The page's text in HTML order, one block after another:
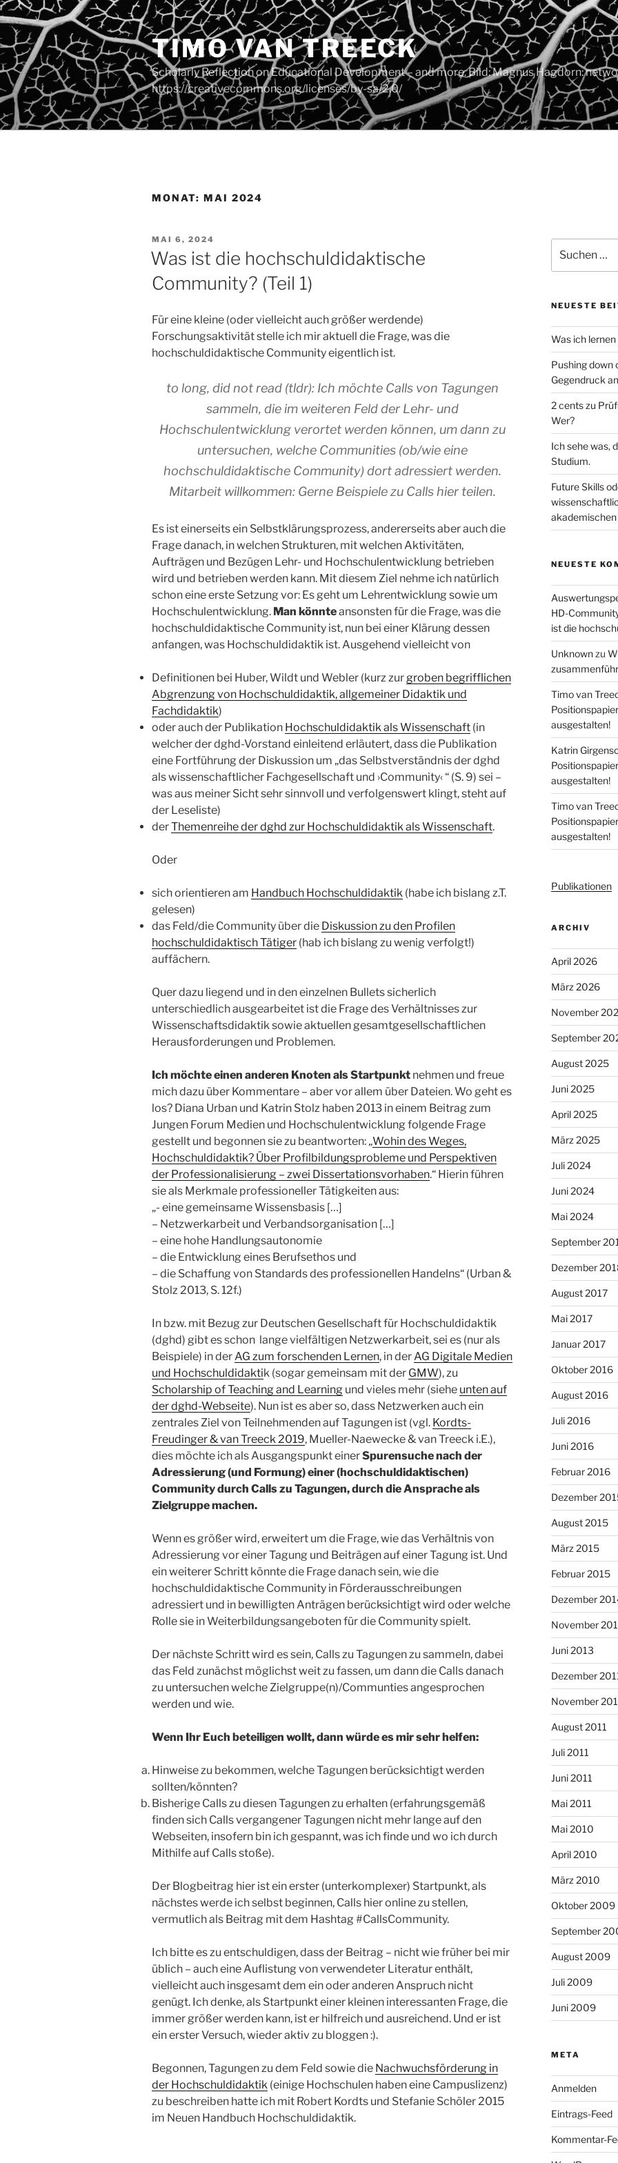
Zum
Inhalt
springen
TIMO VAN TREECK
Scholarly Reflection on Educational Development – and more. Bild: Magnus Hagdorn:
https://creativecommons.org/licenses/by-sa/2.0/
MONAT: MAI 2024
VERÖFFENTLICHT
AM
MAI 6, 2024
Was ist die hochschuldidaktische
Community? (Teil 1)
Für eine kleine (oder vielleicht auch größer werdende)
Forschungsaktivität stelle ich mir aktuell die Frage, was die
hochschuldidaktische Community eigentlich ist.
to long, did not read (tldr): Ich möchte Calls von Tagungen
sammeln, die im weiteren Feld der Lehr- und
Hochschulentwicklung verortet werden können, um dann zu
untersuchen, welche Communities (ob/wie eine
hochschuldidaktische Community) dort adressiert werden.
Mitarbeit willkommen: Gerne Beispiele zu Calls hier teilen.
Es ist einerseits ein Selbstklärungsprozess, andererseits aber auch die
Frage danach, in welchen Strukturen, mit welchen Aktivitäten,
Aufträgen und Bezügen Lehr- und Hochschulentwicklung betrieben
wird und betrieben werden kann. Mit diesem Ziel nehme ich natürlich
schon eine erste Setzung vor: Es geht um Lehrentwicklung sowie um
Hochschulentwicklung. Man könnteansonsten für die Frage, was die
hochschuldidaktische Community ist, nun bei einer Klärung dessen
anfangen, was Hochschuldidaktik ist. Ausgehend vielleicht von
Definitionen bei Huber, Wildt und Webler (kurz zur groben begrifflichen
Abgrenzung von Hochschuldidaktik, allgemeiner Didaktik und
Fachdidaktik)
oder auch der Publikation Hochschuldidaktik als Wissenschaft (in
welcher der dghd-Vorstand einleitend erläutert, dass die Publikation
eine Fortführung der Diskussion um „das Selbstverständnis der dghd
als wissenschaftlicher Fachgesellschaft und ›Community‹ “ (S. 9) sei –
was aus meiner Sicht sehr sinnvoll und verfolgenswert klingt, steht auf
der Leseliste)
derThemenreihe der dghd zur Hochschuldidaktik als Wissenschaft.
Oder
sich orientieren am Handbuch Hochschuldidaktik (habe ich bislang z.T.
gelesen)
das Feld/die Community über die Diskussion zu den Profilen
hochschuldidaktisch Tätiger (hab ich bislang zu wenig verfolgt!)
auffächern.
Quer dazu liegend und in den einzelnen Bullets sicherlich
unterschiedlich ausgearbeitet ist die Frage des Verhältnisses zur
Wissenschaftsdidaktik sowie aktuellen gesamtgesellschaftlichen
Herausforderungen und Problemen.
Ich möchteeinen anderen Knoten als Startpunkt nehmen und freue
mich dazu über Kommentare – aber vor allem über Dateien. Wo geht es
los? Diana Urban und Katrin Stolz haben 2013 in einem Beitrag zum
Jungen Forum Medien und Hochschulentwicklung folgende Frage
gestellt und begonnen sie zu beantworten: „Wohin des Weges,
Hochschuldidaktik? Über Profilbildungsprobleme und Perspektiven
der Professionalisierung – zwei Dissertationsvorhaben.“ Hierin führen
sie als Merkmale professioneller Tätigkeiten aus:
„- eine gemeinsame Wissensbasis […]
– Netzwerkarbeit und Verbandsorganisation […]
– eine hohe Handlungsautonomie
– die Entwicklung eines Berufsethos und
– die Schaffung von Standards des professionellen Handelns“ (Urban &
Stolz 2013, S. 12f.)
In bzw. mit Bezug zur Deutschen Gesellschaft für Hochschuldidaktik
(dghd) gibt es schon lange vielfältigen Netzwerkarbeit, sei es (nur als
Beispiele) in der AG zum forschenden Lernen, in der AG Digitale Medien
und Hochschuldidaktik (sogar gemeinsam mit der GMW), zu
Scholarship of Teaching and Learning und vieles mehr (siehe unten auf
der dghd-Webseite). Nun ist es aber so, dass Netzwerken auch ein
zentrales Ziel von Teilnehmenden auf Tagungen ist (vgl. Kordts-
Freudinger & van Treeck 2019, Mueller-Naewecke & van Treeck i.E.),
dies möchte ich als Ausgangspunkt einerSpurensuche nach der
Adressierung (und Formung) einer (hochschuldidaktischen)
Community durch Calls zu Tagungen, durch die Ansprache als
Zielgruppe machen.
Wenn es größer wird, erweitert um die Frage, wie das Verhältnis von
Adressierung vor einer Tagung und Beiträgen auf einer Tagung ist. Und
ein weiterer Schritt könnte die Frage danach sein, wie die
hochschuldidaktische Community in Förderausschreibungen
adressiert und in bewilligten Anträgen berücksichtigt wird oder welche
Rolle sie in Weiterbildungsangeboten für die Community spielt.
Der nächste Schritt wird es sein, Calls zu Tagungen zu sammeln, dabei
das Feld zunächst möglichst weit zu fassen, um dann die Calls danach
zu untersuchen welche Zielgruppe(n)/Communties angesprochen
werden und wie.
Wenn Ihr Euch beteiligen wollt, dann würde es mir sehr helfen:
Hinweise zu bekommen, welche Tagungen berücksichtigt werden
sollten/könnten?
Bisherige Calls zu diesen Tagungen zu erhalten (erfahrungsgemäß
finden sich Calls vergangener Tagungen nicht mehr lange auf den
Webseiten, insofern bin ich gespannt, was ich finde und wo ich durch
Mithilfe auf Calls stoße).
Der Blogbeitrag hier ist ein erster (unterkomplexer) Startpunkt, als
nächstes werde ich selbst beginnen, Calls hier online zu stellen,
vermutlich als Beitrag mit dem Hashtag #CallsCommunity.
Ich bitte es zu entschuldigen, dass der Beitrag – nicht wie früher bei mir
üblich – auch eine Auflistung von verwendeter Literatur enthält,
vielleicht auch insgesamt dem ein oder anderen Anspruch nicht
genügt. Ich denke, als Startpunkt einer kleinen interessanten Frage, die
immer größer werden kann, ist er hilfreich und ausreichend. Und er ist
ein erster Versuch, wieder aktiv zu bloggen :).
Begonnen, Tagungen zu dem Feld sowie die Nachwuchsförderung in
der Hochschuldidaktik (einige Hochschulen haben eine Campuslizenz)
zu beschreiben hatte ich mit Robert Kordts und Stefanie Schöler 2015
im Neuen Handbuch Hochschuldidaktik.
nach:
NEUESTE
Was ich
Pushing down
Gegendruck
2 cents zu
Wer?
Ich sehe was,
Studium.
Future Skills
NEUESTE
HD-
ist die
Unknownzu
Timo van
ausgestalten!
Katrin
ausgestalten!
Timo van
ausgestalten!
Publikationen
ARCHIV
April 2026
März 2026
November
September
August 2025
Juni 2025
April 2025
März 2025
Juli 2024
Juni 2024
Mai 2024
September
Dezember
August 2017
Mai 2017
Januar 2017
Oktober 2016
August 2016
Juli 2016
Juni 2016
Februar 2016
Dezember
August 2015
März 2015
Februar 2015
Dezember
November
Juni 2013
Dezember
November
August 2011
Juli 2011
Juni 2011
Mai 2011
Mai 2010
April 2010
März 2010
Oktober 2009
September
August 2009
Juli 2009
Juni 2009
META
Anmelden
Eintrags-Feed
Kommentar-